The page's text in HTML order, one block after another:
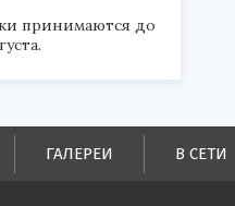
принимаются до
ГАЛЕРЕИ В СЕТИ